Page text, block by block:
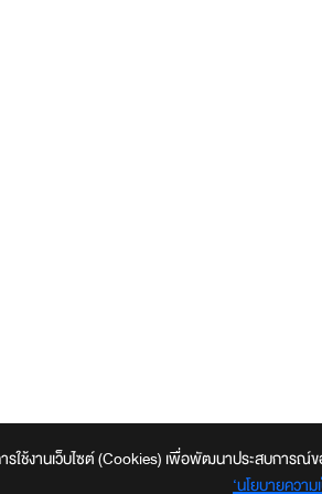
รใช้งานเว็บไซต์ (Cookies) เพื่อพัฒนาประสบการ
‘นโยบายควา